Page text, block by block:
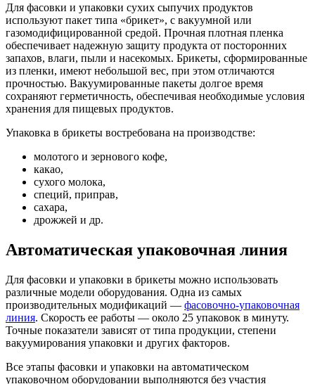
Для фасовки и упаковки сухих сыпучих продуктов
используют пакет типа «брикет», с вакуумной или
газомодифицированной средой. Прочная плотная пленка
обеспечивает надежную защиту продукта от посторонних
запахов, влаги, пыли и насекомых. Брикеты, сформированные
из пленки, имеют небольшой вес, при этом отличаются
прочностью. Вакуумированные пакеты долгое время
сохраняют герметичность, обеспечивая необходимые условия
хранения для пищевых продуктов.
Упаковка в брикеты востребована на производстве:
молотого и зернового кофе,
какао,
сухого молока,
специй, приправ,
сахара,
дрожжей и др.
Автоматическая упаковочная линия
Для фасовки и упаковки в брикеты можно использовать
различные модели оборудования. Одна из самых
производительных модификаций — фасовочно-упаковочная
линия. Скорость ее работы — около 25 упаковок в минуту.
Точные показатели зависят от типа продукции, степени
вакуумирования упаковки и других факторов.
Все этапы фасовки и упаковки на автоматическом
упаковочном оборудовании выполняются без участия